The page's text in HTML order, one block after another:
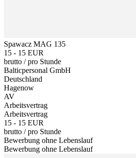
Spawacz MAG 135
15 - 15 EUR
brutto /pro Stunde
Balticpersonal GmbH
Deutschland
Hagenow
AV
Arbeitsvertrag
Arbeitsvertrag
15 - 15 EUR
brutto /pro Stunde
Bewerbung ohne Lebenslauf
Bewerbung ohne Lebenslauf